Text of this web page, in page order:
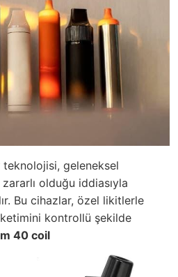
teknolojisi, geleneksel
olduğu iddiasıyla
Bu cihazlar, özel likitlerle
kontrollü şekilde
40 coil